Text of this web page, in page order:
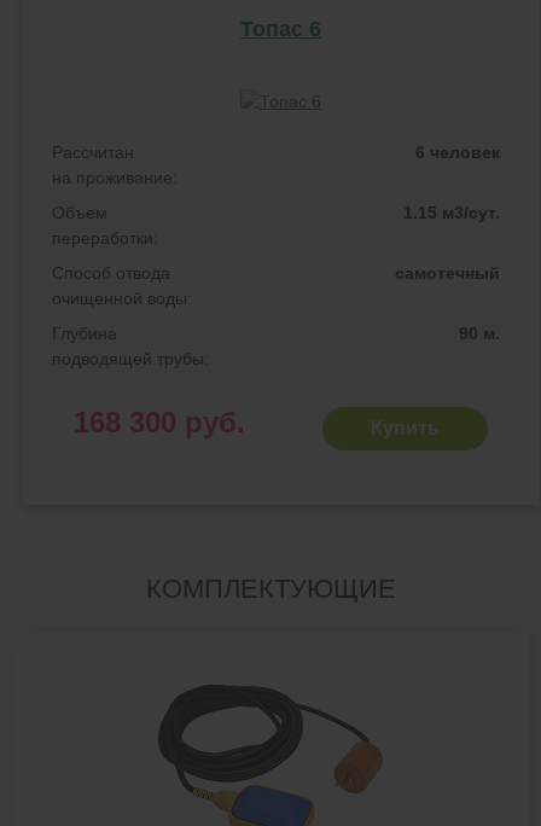
Топас 6
Рассчитан
на проживание:
6 человек
Объем
переработки:
1.15 м3/сут.
Способ отвода
очищенной воды:
самотечный
Глубина
подводящей трубы:
90 м.
168 300 руб. Купить
КОМПЛЕКТУЮЩИЕ